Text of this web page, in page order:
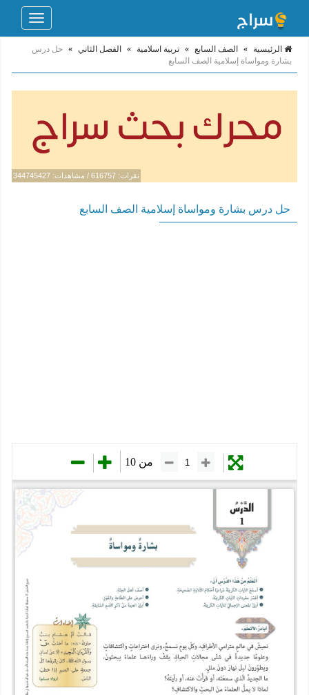
Toggle
الرئيسية » الصف السابع » تربية اسلامية » الفصل الثاني » حل درس
بشارة ومواساة إسلامية الصف السابع
نقرات: 616757 / مشاهدات: 344745427
حل درس بشارة ومواساة إسلامية الصف السابع